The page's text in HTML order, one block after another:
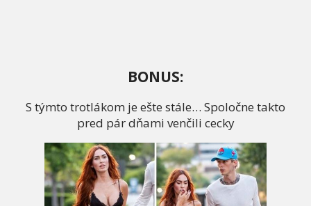
BONUS:
S týmto trotlákom je ešte stále… Spoločne takto
pred pár dňami venčili cecky